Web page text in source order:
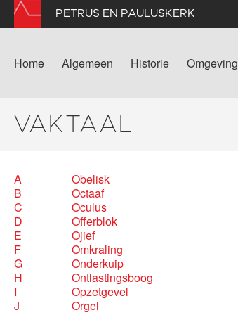
PETRUS EN PAULUSKERK
Home Algemeen Historie Omgeving
VAKTAAL
A
B
C
D
E
F
G
H
I
J
Obelisk
Octaaf
Oculus
Offerblok
Ojief
Omkraling
Onderkuip
Ontlastingsboog
Opzetgevel
Orgel